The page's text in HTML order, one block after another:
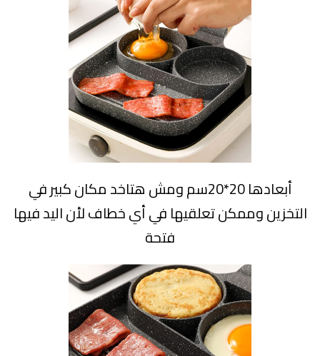
أبعادها 20*20سم ومش هتاخد مكان كبير في
التخزين وممكن تعلقيها في أي خطاف لأن اليد فيها
فتحة